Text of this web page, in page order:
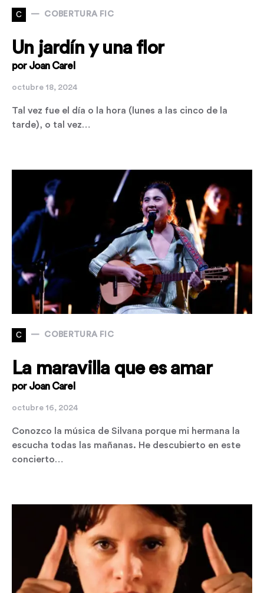
C COBERTURA FIC
Un jardín y una flor
por Joan Carel
octubre 18, 2024
Tal vez fue el día o la hora (lunes a las cinco de la
tarde), o tal vez…
C COBERTURA FIC
La maravilla que es amar
por Joan Carel
octubre 16, 2024
Conozco la música de Silvana porque mi hermana la
escucha todas las mañanas. He descubierto en este
concierto…